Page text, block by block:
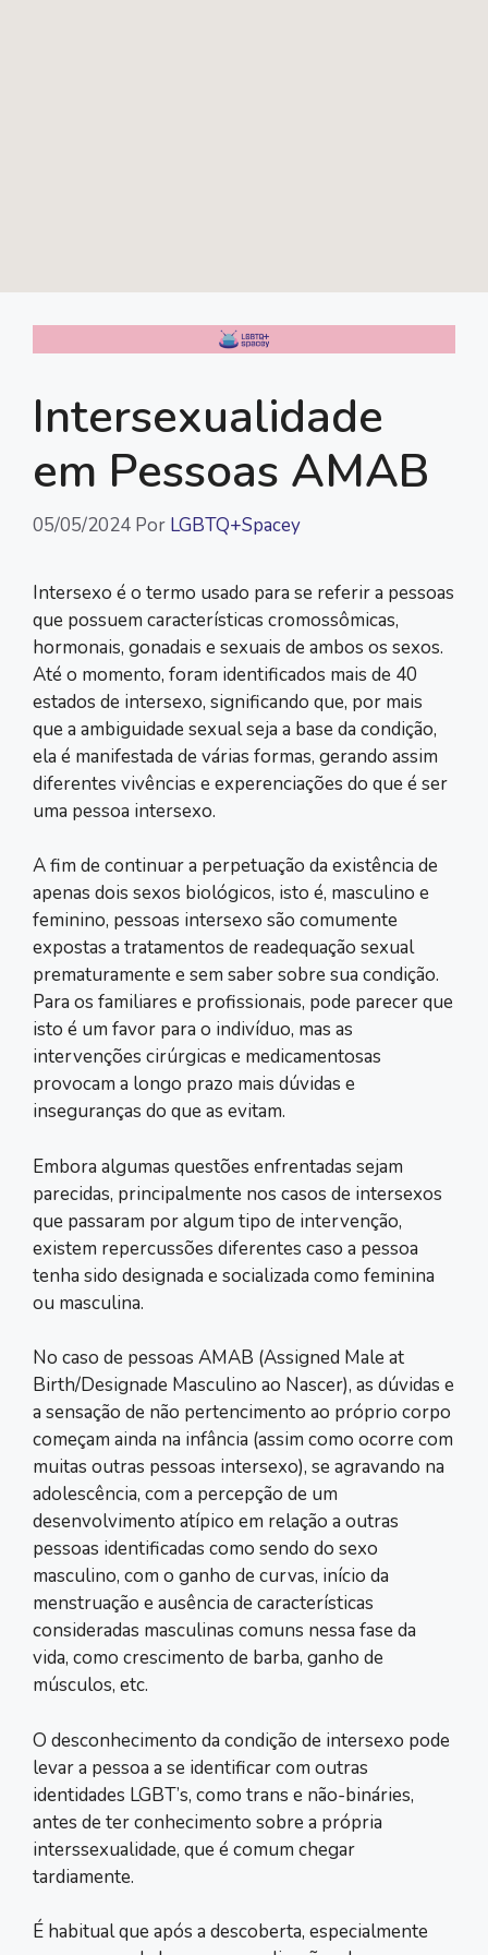
Intersexualidade
em Pessoas AMAB
05/05/2024 Por LGBTQ+Spacey
Intersexo é o termo usado para se referir a pessoas
que possuem características cromossômicas,
hormonais, gonadais e sexuais de ambos os sexos.
Até o momento, foram identificados mais de 40
estados de intersexo, significando que, por mais
que a ambiguidade sexual seja a base da condição,
ela é manifestada de várias formas, gerando assim
diferentes vivências e experenciações do que é ser
uma pessoa intersexo.
A fim de continuar a perpetuação da existência de
apenas dois sexos biológicos, isto é, masculino e
feminino, pessoas intersexo são comumente
expostas a tratamentos de readequação sexual
prematuramente e sem saber sobre sua condição.
Para os familiares e profissionais, pode parecer que
isto é um favor para o indivíduo, mas as
intervenções cirúrgicas e medicamentosas
provocam a longo prazo mais dúvidas e
inseguranças do que as evitam.
Embora algumas questões enfrentadas sejam
parecidas, principalmente nos casos de intersexos
que passaram por algum tipo de intervenção,
existem repercussões diferentes caso a pessoa
tenha sido designada e socializada como feminina
ou masculina.
No caso de pessoas AMAB (Assigned Male at
Birth/Designade Masculino ao Nascer), as dúvidas e
a sensação de não pertencimento ao próprio corpo
começam ainda na infância (assim como ocorre com
muitas outras pessoas intersexo), se agravando na
adolescência, com a percepção de um
desenvolvimento atípico em relação a outras
pessoas identificadas como sendo do sexo
masculino, com o ganho de curvas, início da
menstruação e ausência de características
consideradas masculinas comuns nessa fase da
vida, como crescimento de barba, ganho de
músculos, etc.
O desconhecimento da condição de intersexo pode
levar a pessoa a se identificar com outras
identidades LGBT’s, como trans e não-bináries,
antes de ter conhecimento sobre a própria
interssexualidade, que é comum chegar
tardiamente.
É habitual que após a descoberta, especialmente